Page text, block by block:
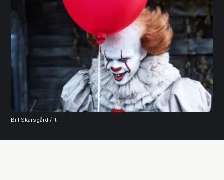
Bill Skarsgård / It